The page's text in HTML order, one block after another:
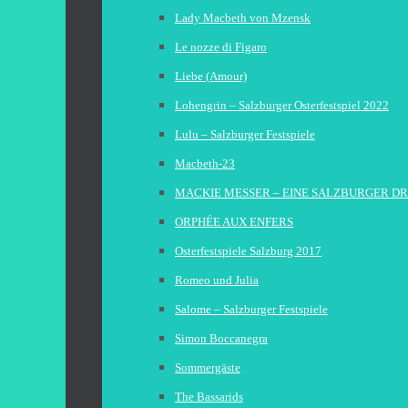
Lady Macbeth von Mzensk
Le nozze di Figaro
Liebe (Amour)
Lohengrin – Salzburger Osterfestspiel 2022
Lulu – Salzburger Festspiele
Macbeth-23
MACKIE MESSER – EINE SALZBURGER
ORPHÉE AUX ENFERS
Osterfestspiele Salzburg 2017
Romeo und Julia
Salome – Salzburger Festspiele
Simon Boccanegra
Sommergäste
The Bassarids